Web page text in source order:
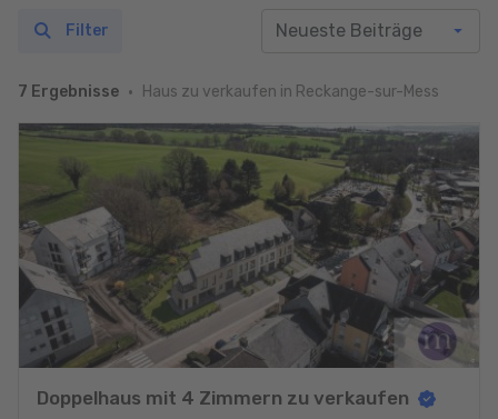
7 Ergebnisse Haus zu verkaufen in Reckange-sur-Mess
Filter
Doppelhaus mit 4 Zimmern zu verkaufen